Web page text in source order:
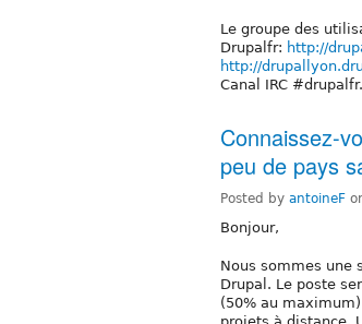
Le groupe des
Drupalfr: http://
http://
Canal IRC
Connaissez-
peu de pays
Posted by antoineF
Bonjour,
Nous sommes une
Drupal. Le poste
(50% au